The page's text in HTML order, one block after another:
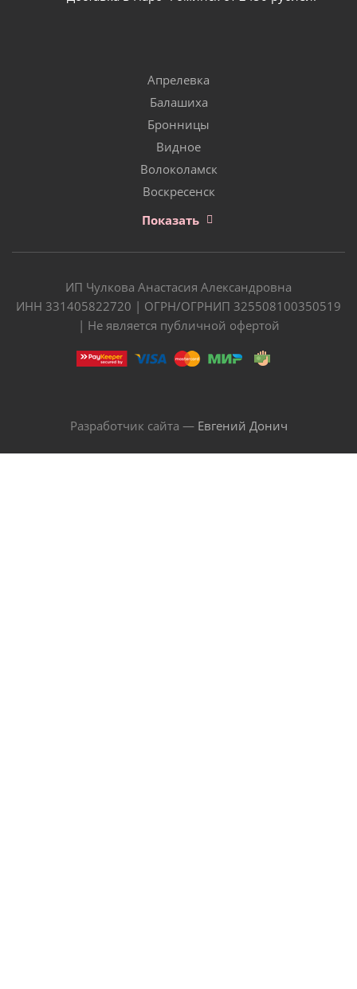
Апрелевка
Балашиха
Бронницы
Видное
Волоколамск
Воскресенск
Показать
ИП Чулкова Анастасия Александровна
ИНН 331405822720 | ОГРН/ОГРНИП 325508100350519
| Не является публичной офертой
Разработчик сайта — Евгений Донич